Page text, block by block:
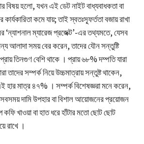
বিষয় হলো, যখন এই ডেট নাইট বাধ্যবাধকতা বা
কমে যায়; তাই স্বতঃস্ফূর্ততা বজায় রাখা
‘ন্যাশনাল ম্যারেজ প্রজেক্ট’-এর তথ্যমতে, যেসব
আলাদা সময় বের করেন, তাদের যৌন সন্তুষ্টি
তিনগুণ বেশি থাকে । প্রায় ৬৮% দম্পতি যারা
তাদের সম্পর্ক নিয়ে উচ্চমাত্রায় সন্তুষ্ট থাকেন,
হার মাত্র ৪৭% । সম্পর্ক বিশেষজ্ঞরা মনে করেন,
দামি উপহার বা বিশাল আয়োজনের প্রয়োজন
খাওয়া বা হাত ধরে হাঁটার মতো ছোট ছোট
রাখে ।